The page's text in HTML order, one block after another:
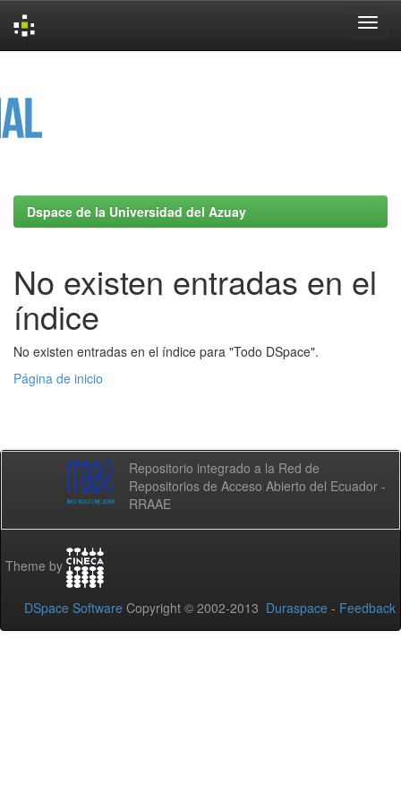
Dspace de la Universidad del Azuay
No existen entradas en el
índice
No existen entradas en el índice para "Todo DSpace".
Página de inicio
Repositorio integrado a la Red de
Repositorios de Acceso Abierto del Ecuador -
RRAAE
Theme by
DSpace Software Copyright © 2002-2013 Duraspace - Feedback